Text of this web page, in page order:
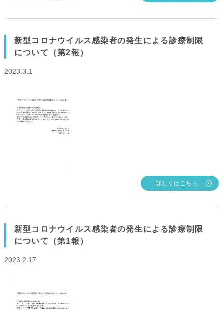
新型コロナウイルス感染者の発生による診療制限
について（第2報）
2023.3.1
詳しくはこちら
新型コロナウイルス感染者の発生による診療制限
について（第1報）
2023.2.17